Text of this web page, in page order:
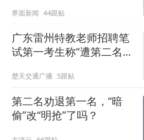
界面新闻 44跟贴
广东雷州特教老师招聘笔
试第一考生称“遭第二名花
被处理
楚天交通广播 5跟贴
第二名劝退第一名，“暗
偷”改“明抢”了吗？